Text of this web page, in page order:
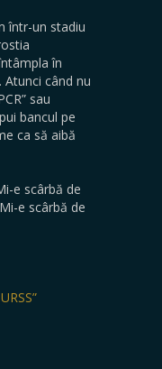
într-un stadiu
în
când nu
sau
bancul pe
ca să aibă
e scârbă de
e scârbă de